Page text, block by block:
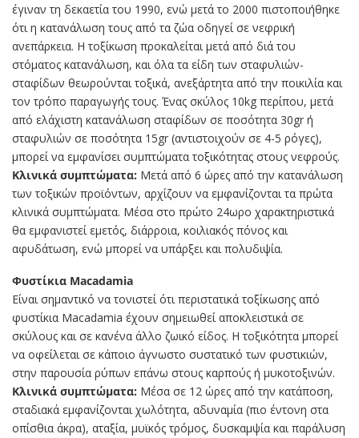
έγιναν τη δεκαετία του 1990, ενώ μετά το 2000 πιστοποιήθηκε
ότι η κατανάλωση τους από τα ζώα οδηγεί σε νεφρική
ανεπάρκεια. Η τοξίκωση προκαλείται μετά από διά του
στόματος κατανάλωση, και όλα τα είδη των σταφυλιών-
σταφίδων θεωρούνται τοξικά, ανεξάρτητα από την ποικιλία και
τον τρόπο παραγωγής τους. Ένας σκύλος 10kg περίπου, μετά
από ελάχιστη κατανάλωση σταφίδων σε ποσότητα 30gr ή
σταφυλιών σε ποσότητα 15gr (αντιστοιχούν σε 4-5 ρόγες),
μπορεί να εμφανίσει συμπτώματα τοξικότητας στους νεφρούς.
Κλινικά συμπτώματα: Μετά από 6 ώρες από την κατανάλωση
των τοξικών προϊόντων, αρχίζουν να εμφανίζονται τα πρώτα
κλινικά συμπτώματα. Μέσα στο πρώτο 24ωρο χαρακτηριστικά
θα εμφανιστεί εμετός, διάρροια, κοιλιακός πόνος και
αφυδάτωση, ενώ μπορεί να υπάρξει και πολυδιψία.
Φυστίκια Macadamia
Είναι σημαντικό να τονιστεί ότι περιστατικά τοξίκωσης από
φυστίκια Macadamia έχουν σημειωθεί αποκλειστικά σε
σκύλους και σε κανένα άλλο ζωικό είδος. Η τοξικότητα μπορεί
να οφείλεται σε κάποιο άγνωστο συστατικό των φυστικιών,
στην παρουσία ρύπων επάνω στους καρπούς ή μυκοτοξινών.
Κλινικά συμπτώματα: Μέσα σε 12 ώρες από την κατάποση,
σταδιακά εμφανίζονται χωλότητα, αδυναμία (πιο έντονη στα
οπίσθια άκρα), αταξία, μυϊκός τρόμος, δυσκαμψία και παράλυση